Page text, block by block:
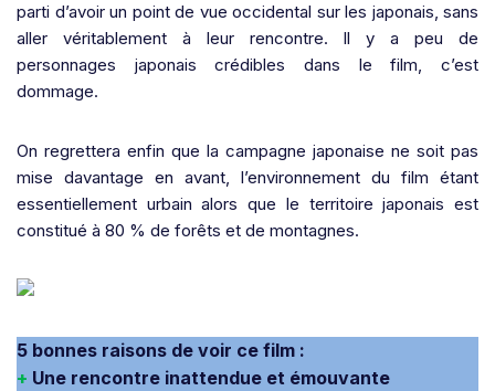
parti d’avoir un point de vue occidental sur les japonais, sans
aller véritablement à leur rencontre. Il y a peu de
personnages japonais crédibles dans le film, c’est
dommage.
On regrettera enfin que la campagne japonaise ne soit pas
mise davantage en avant, l’environnement du film étant
essentiellement urbain alors que le territoire japonais est
constitué à 80 % de forêts et de montagnes.
5 bonnes raisons de voir ce film :
+ Une rencontre inattendue et émouvante